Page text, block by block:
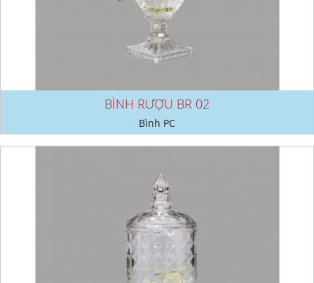
BÌNH RƯỢU BR 02
Bình PC